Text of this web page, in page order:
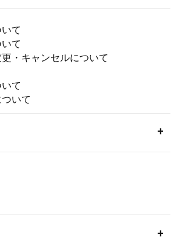
て
て
・キャンセルについて
て
いて